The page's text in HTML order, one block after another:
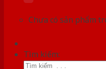
Chưa có sản phẩm
Tìm kiếm: